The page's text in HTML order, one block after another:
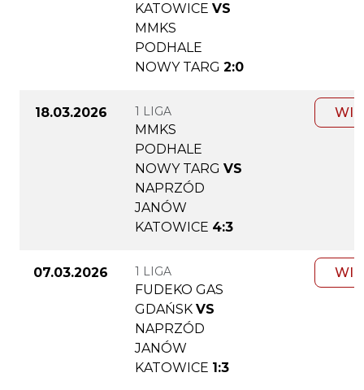
KATOWICE VS
MMKS
PODHALE
NOWY TARG 2:0
18.03.2026 1 LIGA
MMKS
PODHALE
NOWY TARG VS
NAPRZÓD
JANÓW
KATOWICE 4:3
07.03.2026 1 LIGA
FUDEKO GAS
GDAŃSK VS
NAPRZÓD
JANÓW
KATOWICE 1:3